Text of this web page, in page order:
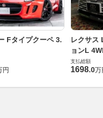
Fタイプクーペ 3.
円
レクサス
ョンL
支払総額
1698.0万